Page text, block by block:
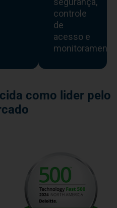
controle
de
acesso e
monitoramento.
como lider pelo